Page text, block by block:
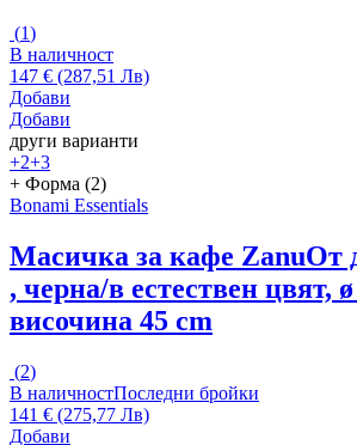
(1)
В наличност
147 € (287,51 Лв)
Добави
Добави
други варианти
+2+3
+ Форма (2)
Bonami Essentials
Масичка за кафе ZanuОт
, черна/в естествен цвят,
височина 45 cm
(2)
В наличностПоследни бройки
141 € (275,77 Лв)
Добави